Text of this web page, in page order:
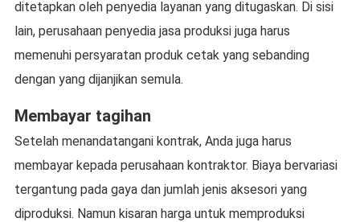
ditetapkan oleh penyedia layanan yang ditugaskan. Di sisi
lain, perusahaan penyedia jasa produksi juga harus
memenuhi persyaratan produk cetak yang sebanding
dengan yang dijanjikan semula.
Membayar tagihan
Setelah menandatangani kontrak, Anda juga harus
membayar kepada perusahaan kontraktor. Biaya bervariasi
tergantung pada gaya dan jumlah jenis aksesori yang
diproduksi. Namun kisaran harga untuk memproduksi